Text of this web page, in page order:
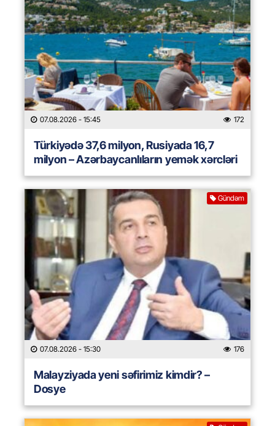
07.08.2026 - 15:45 172
Türkiyədə 37,6 milyon, Rusiyada 16,7
milyon – Azərbaycanlıların yemək xərcləri
Gündəm
07.08.2026 - 15:30 176
Malayziyada yeni səfirimiz kimdir? –
Dosye